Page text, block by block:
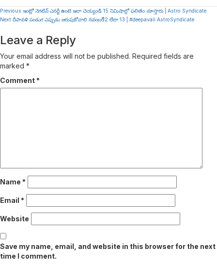
Continue
Previous ఇంట్లో నెగటివ్ ఎనర్జీ ఉంటె ఇలా చెయ్యండి 15 నిమిషాల్లో ఫలితం చూస్తారు | Astro Syndicate
Next దీపావళి పండుగ ఎప్పుడు జరుపుకోవాలి నవంబర్ 12 లేదా 13 | #deepavali AstroSyndicate
Leave a Reply
Your email address will not be published. Required fields are
marked *
Comment *
Name *
Email *
Website
Save my name, email, and website in this browser for the next
time I comment.